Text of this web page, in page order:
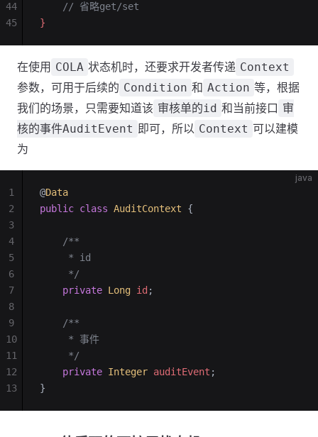
    // 省略get/set
}
44
45
在使用 COLA 状态机时，还要求开发者传递 Context
参数，可用于后续的 Condition 和 Action 等，根据
我们的场景，只需要知道该 审核单的id 和当前接口 审
核的事件AuditEvent 即可，所以 Context 可以建模
为
java
@Data
public class AuditContext {
    /**
     * id
     */
    private
Long id ;
    /**
     * 事件
     */
    private
Integer auditEvent ;
}
1
2
3
4
5
6
7
8
9
10
11
12
13